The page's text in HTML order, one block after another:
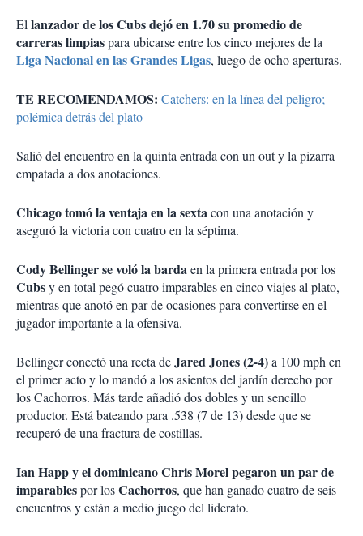
Ellanzador de los Cubs dejó en 1.70 su promedio de
carreras limpiaspara ubicarse entre los cinco mejores de la
Liga Nacional en las Grandes Ligas, luego de ocho aperturas.
TE RECOMENDAMOS: Catchers: en la línea del peligro;
polémica detrás del plato
Salió del encuentro en la quinta entrada con un out y la pizarra
empatada a dos anotaciones.
Chicago tomó la ventaja en la sextacon una anotación y
aseguró la victoria con cuatro en la séptima.
Cody Bellingerse voló la bardaen la primera entrada por los
Cubsy en total pegó cuatro imparables en cinco viajes al plato,
mientras que anotó en par de ocasiones para convertirse en el
jugador importante a la ofensiva.
Bellinger conectó una recta deJared Jones (2-4)a 100 mph en
el primer acto y lo mandó a los asientos del jardín derecho por
los Cachorros. Más tarde añadió dos dobles y un sencillo
productor. Está bateando para .538 (7 de 13) desde que se
recuperó de una fractura de costillas.
Ian Happ y el dominicano Chris Morel pegaron un par de
imparablespor losCachorros, que han ganado cuatro de seis
encuentros y están a medio juego del liderato.